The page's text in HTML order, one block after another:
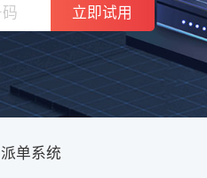
医疗器械设备
工程机械
安防设备
餐饮商超连锁
帮助中心
立即试用
派单系统